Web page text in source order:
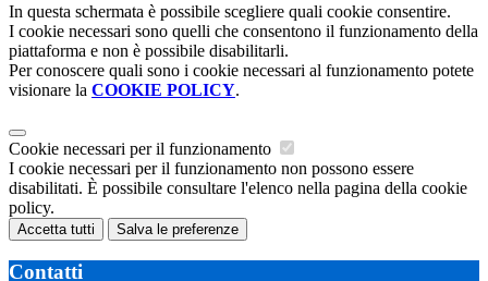
In questa schermata è possibile scegliere quali cookie consentire.
I cookie necessari sono quelli che consentono il funzionamento della
piattaforma e non è possibile disabilitarli.
Per conoscere quali sono i cookie necessari al funzionamento potete
visionare la COOKIE POLICY.
Cookie necessari per il funzionamento
I cookie necessari per il funzionamento non possono essere
disabilitati. È possibile consultare l'elenco nella pagina della cookie
policy.
Accetta tutti Salva le preferenze
Contatti